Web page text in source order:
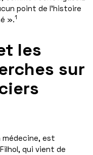
point de l’histoire
».1
les
sur
est
qui vient de